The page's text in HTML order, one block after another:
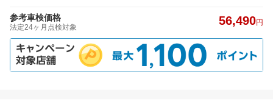
参考車検価格
法定24ヶ月点検対象 56,490円